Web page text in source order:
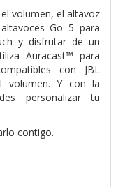
volumen, el altavoz
Go 5 para
y disfrutar de un
Auracast™ para
con JBL
volumen. Y con la
personalizar tu
contigo.